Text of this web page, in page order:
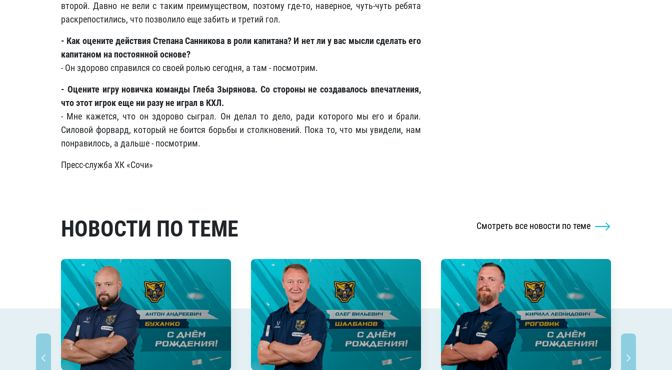
второй. Давно не вели с таким преимуществом, поэтому где-то, наверное, чуть-чуть ребята
раскрепостились, что позволило еще забить и третий гол.
- Как оцените действия Степана Санникова в роли капитана? И нет ли у вас мысли сделать его
капитаном на постоянной основе?
- Он здорово справился со своей ролью сегодня, а там - посмотрим.
- Оцените игру новичка команды Глеба Зырянова. Со стороны не создавалось впечатления,
что этот игрок еще ни разу не играл в КХЛ.
- Мне кажется, что он здорово сыграл. Он делал то дело, ради которого мы его и брали.
Силовой форвард, который не боится борьбы и столкновений. Пока то, что мы увидели, нам
понравилось, а дальше - посмотрим.
Пресс-служба ХК «Сочи»
НОВОСТИ ПО ТЕМЕ Смотреть все новости по теме